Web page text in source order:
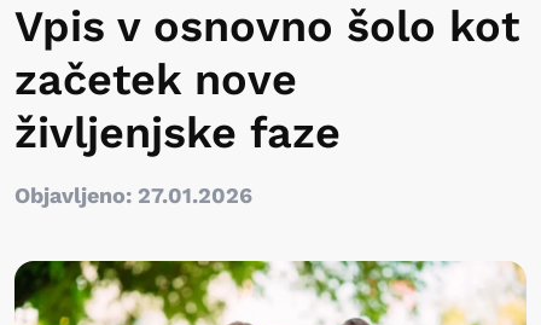
Vpis v osnovno šolo kot
začetek nove
življenjske faze
Objavljeno: 27.01.2026